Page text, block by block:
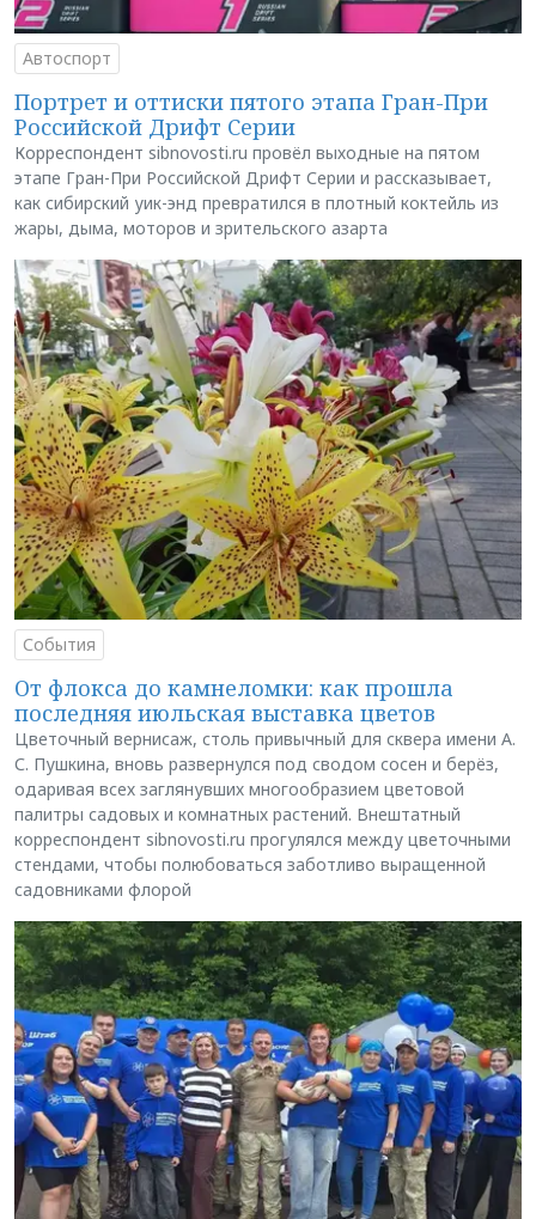
Автоспорт
Портрет и оттиски пятого этапа Гран-При
Российской Дрифт Серии
Корреспондент sibnovosti.ru провёл выходные на пятом
этапе Гран-При Российской Дрифт Серии и рассказывает,
как сибирский уик-энд превратился в плотный коктейль из
жары, дыма, моторов и зрительского азарта
События
От флокса до камнеломки: как прошла
последняя июльская выставка цветов
Цветочный вернисаж, столь привычный для сквера имени А.
С. Пушкина, вновь развернулся под сводом сосен и берёз,
одаривая всех заглянувших многообразием цветовой
палитры садовых и комнатных растений. Внештатный
корреспондент sibnovosti.ru прогулялся между цветочными
стендами, чтобы полюбоваться заботливо выращенной
садовниками флорой